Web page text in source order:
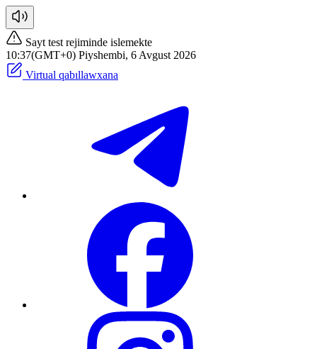
Sayt test rejiminde islemekte
10:37(GMT+0) Piyshembi, 6 Avgust 2026
Virtual qabıllawxana